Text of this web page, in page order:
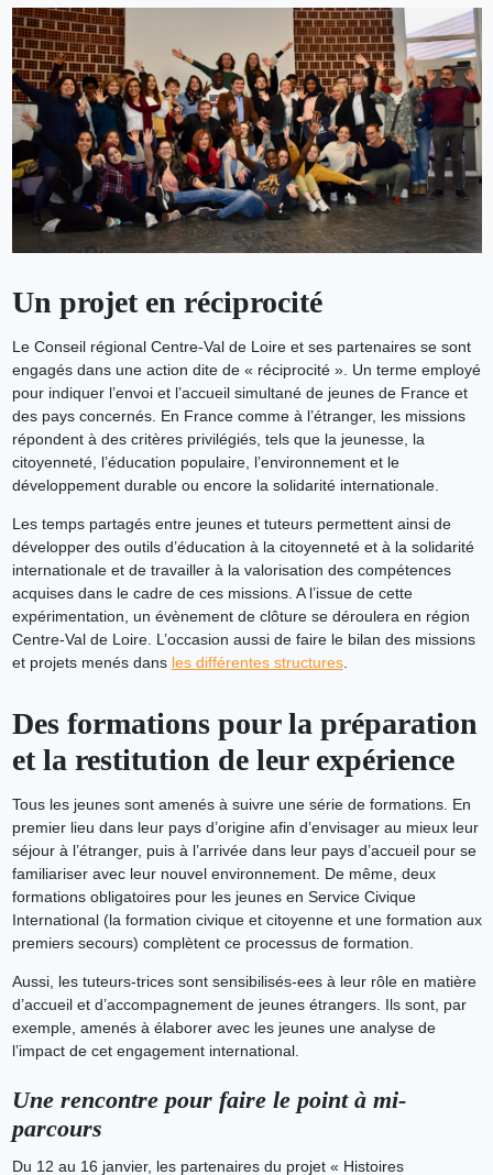
Un projet en réciprocité
Le Conseil régional Centre-Val de Loire et ses partenaires se sont
engagés dans une action dite de « réciprocité ». Un terme employé
pour indiquer l’envoi et l’accueil simultané de jeunes de France et
des pays concernés. En France comme à l’étranger, les missions
répondent à des critères privilégiés, tels que la jeunesse, la
citoyenneté, l’éducation populaire, l’environnement et le
développement durable ou encore la solidarité internationale.
Les temps partagés entre jeunes et tuteurs permettent ainsi de
développer des outils d’éducation à la citoyenneté et à la solidarité
internationale et de travailler à la valorisation des compétences
acquises dans le cadre de ces missions. A l’issue de cette
expérimentation, un évènement de clôture se déroulera en région
Centre-Val de Loire. L’occasion aussi de faire le bilan des missions
et projets menés dans les différentes structures.
Des formations pour la préparation
et la restitution de leur expérience
Tous les jeunes sont amenés à suivre une série de formations. En
premier lieu dans leur pays d’origine afin d’envisager au mieux leur
séjour à l’étranger, puis à l’arrivée dans leur pays d’accueil pour se
familiariser avec leur nouvel environnement. De même, deux
formations obligatoires pour les jeunes en Service Civique
International (la formation civique et citoyenne et une formation aux
premiers secours) complètent ce processus de formation.
Aussi, les tuteurs-trices sont sensibilisés-ees à leur rôle en matière
d’accueil et d’accompagnement de jeunes étrangers. Ils sont, par
exemple, amenés à élaborer avec les jeunes une analyse de
l’impact de cet engagement international.
Une rencontre pour faire le point à mi-
parcours
Du 12 au 16 janvier, les partenaires du projet « Histoires